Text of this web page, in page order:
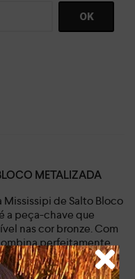
METALIZADA
Mississipi de Salto Bloco
a peça-chave que
nas cor bronze. Com
perfeitamente
à balada.O salto bloco
, enquantoas